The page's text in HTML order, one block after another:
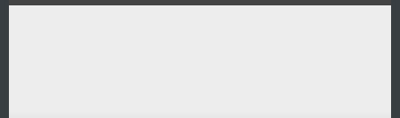
Przejdź